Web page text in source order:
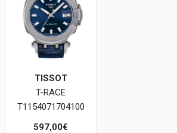
TISSOT
T-RACE
T1154071704100
597,00€